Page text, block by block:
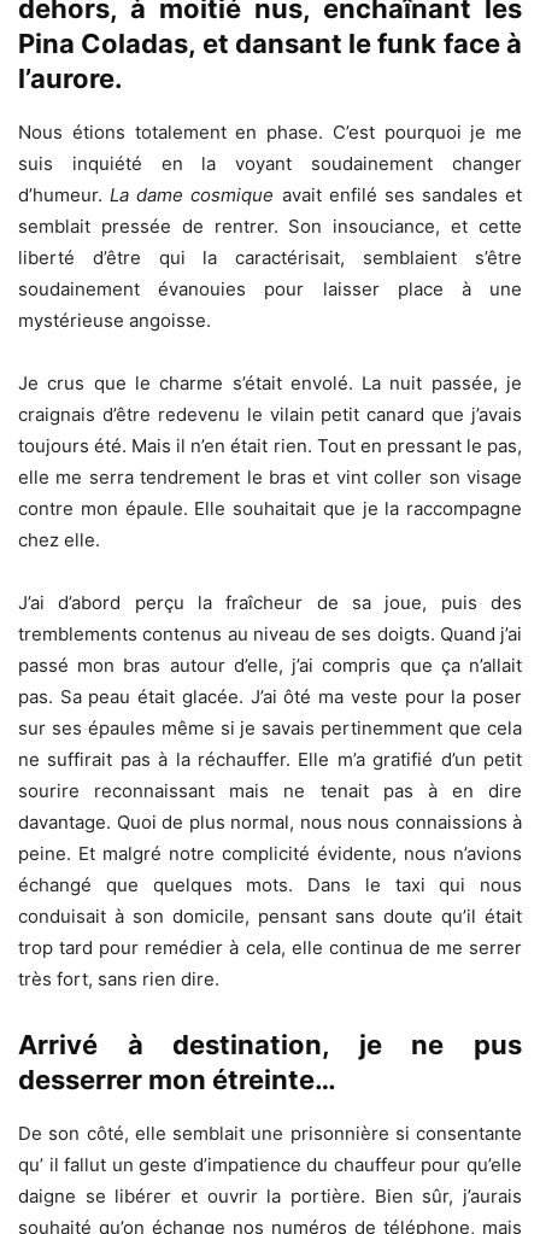
dehors, à moitié nus, enchaînant les
Pina Coladas, et dansant le funk face à
l’aurore.
Nous étions totalement en phase. C’est pourquoi je me
suis inquiété en la voyant soudainement changer
d’humeur.La dame cosmique avait enfilé ses sandales et
semblait pressée de rentrer. Son insouciance, et cette
liberté d’être qui la caractérisait, semblaient s’être
soudainement évanouies pour laisser place à une
mystérieuse angoisse.
Je crus que le charme s’était envolé. La nuit passée, je
craignais d’être redevenu le vilain petit canard que j’avais
toujours été. Mais il n’en était rien. Tout en pressant le pas,
elle me serra tendrement le bras et vint coller son visage
contre mon épaule. Elle souhaitait que je la raccompagne
chez elle.
J’ai d’abord perçu la fraîcheur de sa joue, puis des
tremblements contenus au niveau de ses doigts. Quand j’ai
passé mon bras autour d’elle, j’ai compris que ça n’allait
pas. Sa peau était glacée. J’ai ôté ma veste pour la poser
sur ses épaules même si je savais pertinemment que cela
ne suffirait pas à la réchauffer. Elle m’a gratifié d’un petit
sourire reconnaissant mais ne tenait pas à en dire
davantage. Quoi de plus normal, nous nous connaissions à
peine. Et malgré notre complicité évidente, nous n’avions
échangé que quelques mots. Dans le taxi qui nous
conduisait à son domicile, pensant sans doute qu’il était
trop tard pour remédier à cela, elle continua de me serrer
très fort, sans rien dire.
Arrivé à destination, je ne pus
desserrer mon étreinte…
De son côté, elle semblait une prisonnière si consentante
qu’ il fallut un geste d’impatience du chauffeur pour qu’elle
daigne se libérer et ouvrir la portière. Bien sûr, j’aurais
souhaité qu’on échange nos numéros de téléphone, mais